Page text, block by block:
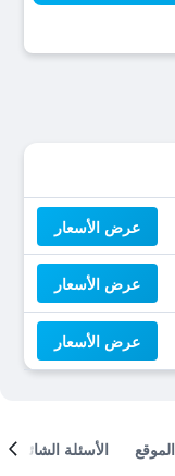
عرض الأسعار
عرض الأسعار
عرض الأسعار
الموقع الأسئلة الشائعة